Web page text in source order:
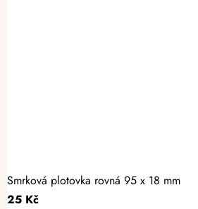
Smrková plotovka rovná 95 x 18 mm
25 Kč